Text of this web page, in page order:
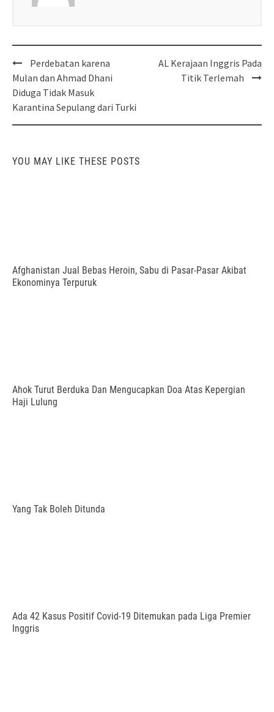
Post
navigation
Perdebatan karena
Mulan dan Ahmad Dhani
Diduga Tidak Masuk
Karantina Sepulang dari Turki
AL Kerajaan Inggris Pada
Titik Terlemah
YOU MAY LIKE THESE POSTS
Afghanistan Jual Bebas Heroin, Sabu di Pasar-Pasar Akibat
Ekonominya Terpuruk
Ahok Turut Berduka Dan Mengucapkan Doa Atas Kepergian
Haji Lulung
Yang Tak Boleh Ditunda
Ada 42 Kasus Positif Covid-19 Ditemukan pada Liga Premier
Inggris